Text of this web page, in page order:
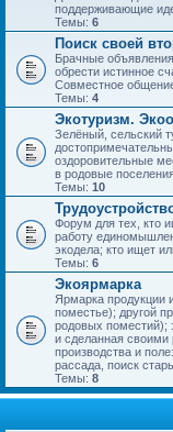
поддерживающие
Темы: 6
Поиск своей
Брачные
обрести истинное
Совместное
Темы: 4
Экотуризм.
Зелёный, сельский
оздоровительные
в родовые
Темы: 10
Форум для тех, кто
работу
экодела; кто ищет
Темы: 6
Экоярмарка
Ярмарка продукции
поместье); другой
родовых поместий);
и сделанная
производства и
рассада, поиск
Темы: 8